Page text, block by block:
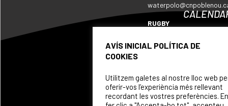
RUGBY
ARTISTIC
WE
AVÍS INICIAL POLÍTICA DE
COOKIES
Utilitzem galetes al nostre lloc web
oferir-vos l’experiència més rellevant
recordant les vostres preferències. En